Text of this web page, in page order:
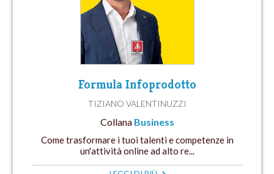
Formula Infoprodotto
TIZIANO VALENTINUZZI
Collana Business
Come trasformare i tuoi talenti e competenze in
un'attività online ad alto re...